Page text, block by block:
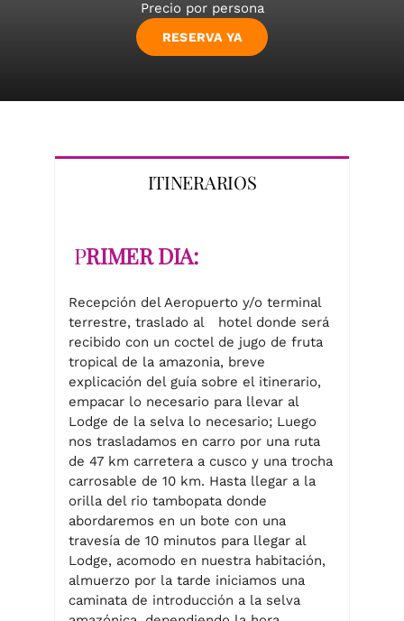
era:
es:
Precio por persona
RESERVA YA
ITINERARIOS
PRIMER DIA:
Recepción del Aeropuerto y/o terminal
terrestre, traslado al hotel donde será
recibido con un coctel de jugo de fruta
tropical de la amazonia, breve
explicación del guía sobre el itinerario,
empacar lo necesario para llevar al
Lodge de la selva lo necesario; Luego
nos trasladamos en carro por una ruta
de 47 km carretera a cusco y una trocha
carrosable de 10 km. Hasta llegar a la
orilla del rio tambopata donde
abordaremos en un bote con una
travesía de 10 minutos para llegar al
Lodge, acomodo en nuestra habitación,
almuerzo por la tarde iniciamos una
caminata de introducción a la selva